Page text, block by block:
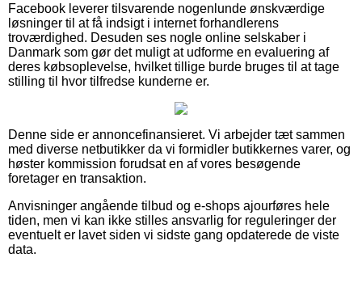
Facebook leverer tilsvarende nogenlunde ønskværdige
løsninger til at få indsigt i internet forhandlerens
troværdighed. Desuden ses nogle online selskaber i
Danmark som gør det muligt at udforme en evaluering af
deres købsoplevelse, hvilket tillige burde bruges til at tage
stilling til hvor tilfredse kunderne er.
Denne side er annoncefinansieret. Vi arbejder tæt sammen
med diverse netbutikker da vi formidler butikkernes varer, og
høster kommission forudsat en af vores besøgende
foretager en transaktion.
Anvisninger angående tilbud og e-shops ajourføres hele
tiden, men vi kan ikke stilles ansvarlig for reguleringer der
eventuelt er lavet siden vi sidste gang opdaterede de viste
data.